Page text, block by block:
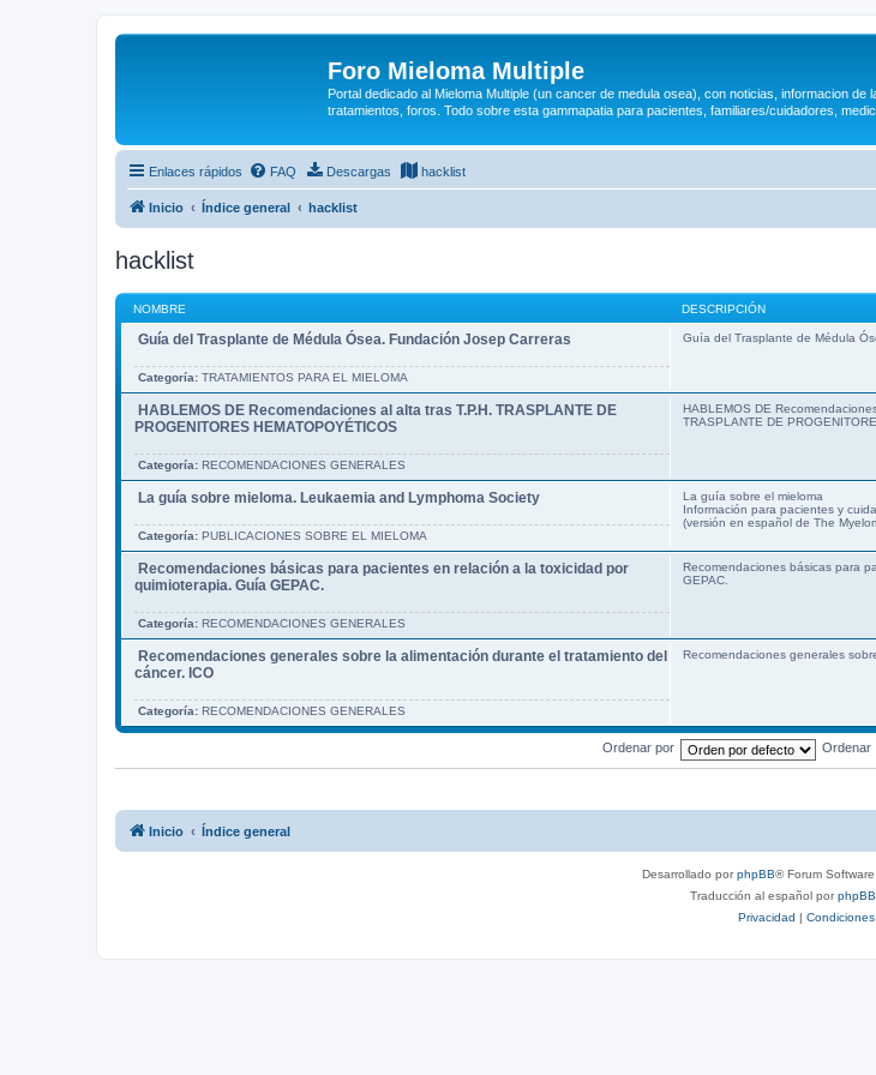
Foro Mieloma Multiple
Portal dedicado al Mieloma Multiple (un cancer de medula osea), con noticias, informacion de
tratamientos, foros. Todo sobre esta gammapatia para pacientes, familiares/cuidadores,
Enlaces rápidos FAQ Descargas hacklist
Inicio Índice general hacklist
hacklist
NOMBRE DESCRIPCIÓN
Guía del Trasplante de Médula Ósea. Fundación Josep Carreras
Categoría: TRATAMIENTOS PARA EL MIELOMA
Guía del Trasplante de Médula
HABLEMOS DE Recomendaciones al alta tras T.P.H. TRASPLANTE DE
PROGENITORES HEMATOPOYÉTICOS
Categoría: RECOMENDACIONES GENERALES
HABLEMOS DE
TRASPLANTE DE
La guía sobre mieloma. Leukaemia and Lymphoma Society
Categoría: PUBLICACIONES SOBRE EL MIELOMA
La guía sobre el mieloma
Información para pacientes y
(versión en español de The
Recomendaciones básicas para pacientes en relación a la toxicidad por
quimioterapia. Guía GEPAC.
Categoría: RECOMENDACIONES GENERALES
Recomendaciones básicas para
GEPAC.
Recomendaciones generales sobre la alimentación durante el tratamiento del
cáncer. ICO
Categoría: RECOMENDACIONES GENERALES
Recomendaciones generales
Ordenar por Ordenar
Inicio Índice general
Desarrollado porphpBB® Forum
Traducción al español por
Privacidad | Condiciones